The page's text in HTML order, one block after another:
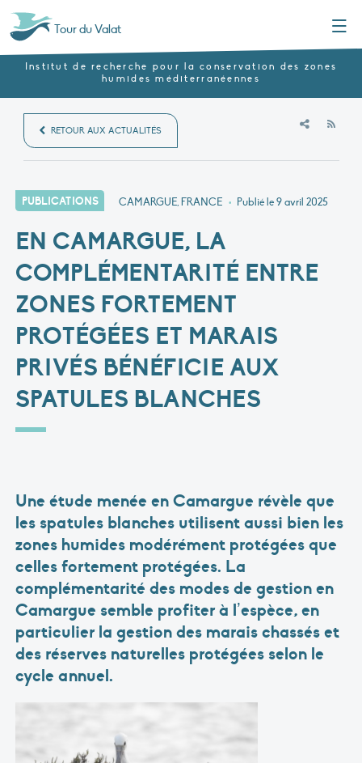
Tour du Valat
Institut de recherche pour la conservation des zones
humides méditerranéennes
RETOUR AUX ACTUALITÉS
PUBLICATIONS CAMARGUE, FRANCE • Publié le9 avril 2025
EN CAMARGUE, LA
COMPLÉMENTARITÉ ENTRE
ZONES FORTEMENT
PROTÉGÉES ET MARAIS
PRIVÉS BÉNÉFICIE AUX
SPATULES BLANCHES
Une étude menée en Camargue révèle que
les spatules blanches utilisent aussi bien les
zones humides modérément protégées que
celles fortement protégées. La
complémentarité des modes de gestion en
Camargue semble profiter à l’espèce, en
particulier la gestion des marais chassés et
des réserves naturelles protégées selon le
cycle annuel.